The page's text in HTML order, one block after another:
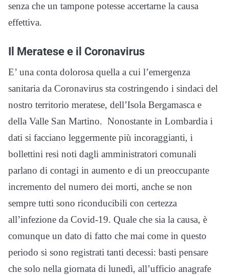
senza che un tampone potesse accertarne la causa
effettiva.
Il Meratese e il Coronavirus
E’ una conta dolorosa quella a cui l’emergenza
sanitaria da Coronavirus sta costringendo i sindaci del
nostro territorio meratese, dell’Isola Bergamasca e
della Valle San Martino. Nonostante in Lombardia i
dati si facciano leggermente più incoraggianti, i
bollettini resi noti dagli amministratori comunali
parlano di contagi in aumento e di un preoccupante
incremento del numero dei morti, anche se non
sempre tutti sono riconducibili con certezza
all’infezione da Covid-19. Quale che sia la causa, è
comunque un dato di fatto che mai come in questo
periodo si sono registrati tanti decessi: basti pensare
che solo nella giornata di lunedì, all’ufficio anagrafe